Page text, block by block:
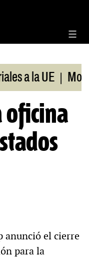
a la UE |
oficina
anunció el cierre
para la